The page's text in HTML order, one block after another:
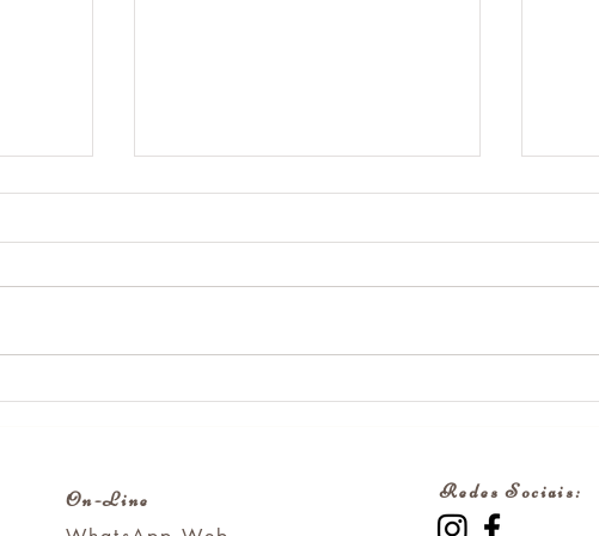
On-Line Redes Sociais: